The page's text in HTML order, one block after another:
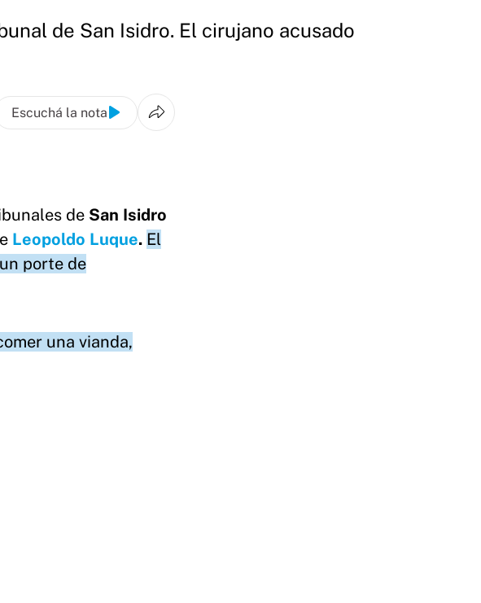
de San Isidro. El cirujano acusado
Escuchá la nota
de San Isidro
Leopoldo Luque. El
porte de
una vianda,